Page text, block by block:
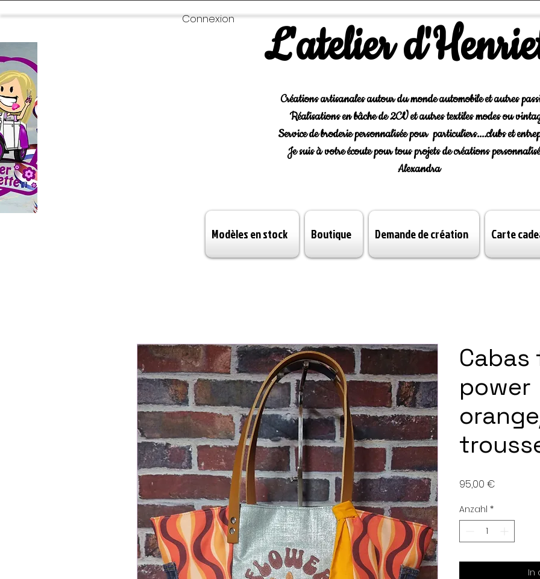
L'atelier
Connexion
Créations artisanales autour du monde automobile et autres
Réalisations en bâche de 2CV et autres textiles modes ou
Service de broderie personnalisée pour particuliers....clubs et
Je suis à votre écoute pour tous projets de créations
Alexandra
Modèles en stock Boutique Demande de création Carte
power
95,00 €
Anzahl *
In